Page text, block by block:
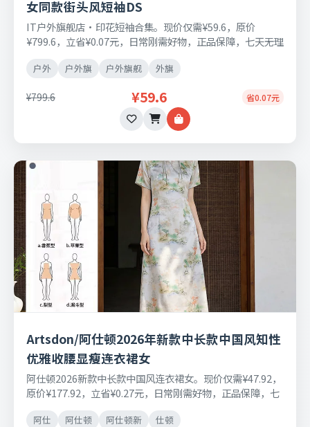
女同款街头风短袖DS
IT户外旗舰店•印花短袖合集。现价仅需¥59.6，原价
¥799.6，立省¥0.07元，日常刚需好物，正品保障，七天无理
户外 户外旗 户外旗舰 外旗
¥799.6 ¥59.6 省0.07元
Artsdon/阿仕顿2026年新款中长款中国风知性
优雅收腰显瘦连衣裙女
阿仕顿2026新款中长款中国风连衣裙女。现价仅需¥47.92，
原价¥177.92，立省¥0.27元，日常刚需好物，正品保障，七
阿仕 阿仕顿 阿仕顿新 仕顿